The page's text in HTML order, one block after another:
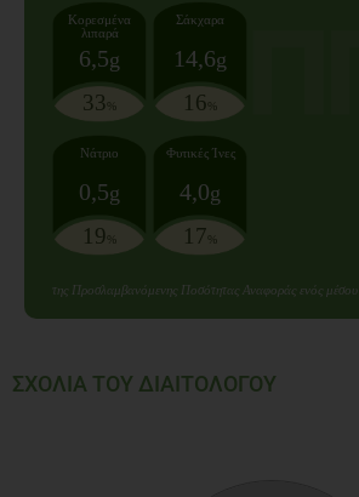
Κορεσμένα
λιπαρά
6,5g
33 %
Σάκχαρα
14,6g
16 %
Νάτριο
0,5g
19 %
Φυτικές Ίνες
4,0g
17 %
της Προσλαμβανόμενης Ποσότητας Αναφοράς ενός
ΣΧΟΛΙΑ ΤΟΥ ΔΙΑΙΤΟΛΟΓΟΥ